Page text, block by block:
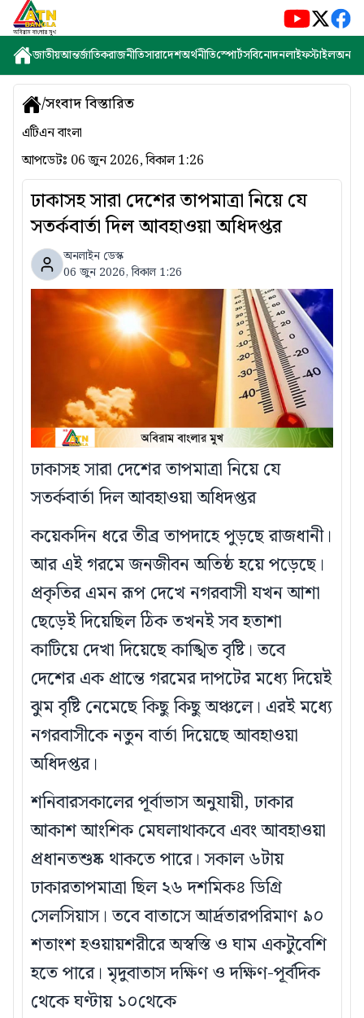
জাতীয়আন্তর্জাতিকরাজনীতিসারাদেশঅর্থনীতিস্পোর্টসবিনোদনলাইফস্টাইল
/সংবাদ বিস্তারিত
এটিএন বাংলা
আপডেটঃ 06 জুন 2026, বিকাল 1:26
ঢাকাসহ সারা দেশের তাপমাত্রা নিয়ে যে
সতর্কবার্তা দিল আবহাওয়া অধিদপ্তর
অনলাইন ডেস্ক
06 জুন 2026, বিকাল 1:26
ঢাকাসহ সারা দেশের তাপমাত্রা নিয়ে যে
সতর্কবার্তা দিল আবহাওয়া অধিদপ্তর
কয়েকদিন ধরে তীব্র তাপদাহে পুড়ছে রাজধানী।
আর এই গরমে জনজীবন অতিষ্ঠ হয়ে পড়েছে।
প্রকৃতির এমন রূপ দেখে নগরবাসী যখন আশা
ছেড়েই দিয়েছিল ঠিক তখনই সব হতাশা
কাটিয়ে দেখা দিয়েছে কাঙ্খিত বৃষ্টি। তবে
দেশের এক প্রান্তে গরমের দাপটের মধ্যে দিয়েই
ঝুম বৃষ্টি নেমেছে কিছু কিছু অঞ্চলে। এরই মধ্যে
নগরবাসীকে নতুন বার্তা দিয়েছে আবহাওয়া
অধিদপ্তর।
শনিবারসকালের পূর্বাভাস অনুযায়ী, ঢাকার
আকাশ আংশিক মেঘলাথাকবে এবং আবহাওয়া
প্রধানতশুষ্ক থাকতে পারে। সকাল ৬টায়
ঢাকারতাপমাত্রা ছিল ২৬ দশমিক৪ ডিগ্রি
সেলসিয়াস। তবে বাতাসে আর্দ্রতারপরিমাণ ৯০
শতাংশ হওয়ায়শরীরে অস্বস্তি ও ঘাম একটুবেশি
হতে পারে। মৃদুবাতাস দক্ষিণ ও দক্ষিণ-পূর্বদিক
থেকে ঘণ্টায় ১০থেকে